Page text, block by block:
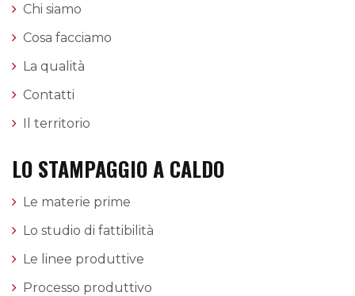
Chi siamo
Cosa facciamo
La qualità
Contatti
Il territorio
LO STAMPAGGIO A CALDO
Le materie prime
Lo studio di fattibilità
Le linee produttive
Processo produttivo